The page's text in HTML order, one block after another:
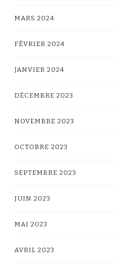
MARS 2024
FÉVRIER 2024
JANVIER 2024
DÉCEMBRE 2023
NOVEMBRE 2023
OCTOBRE 2023
SEPTEMBRE 2023
JUIN 2023
MAI 2023
AVRIL 2023